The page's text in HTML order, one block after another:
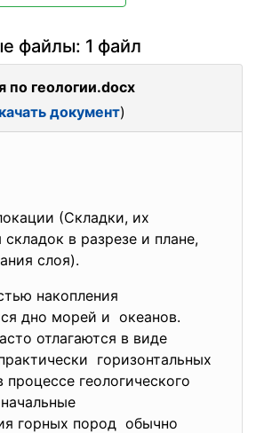
файлы: 1 файл
по геологии.docx
документ)
(Складки, их
в разрезе и плане,
слоя).
накопления
дно морей и океанов.
отлагаются в виде
горизонтальных
геологического
горных пород обычно